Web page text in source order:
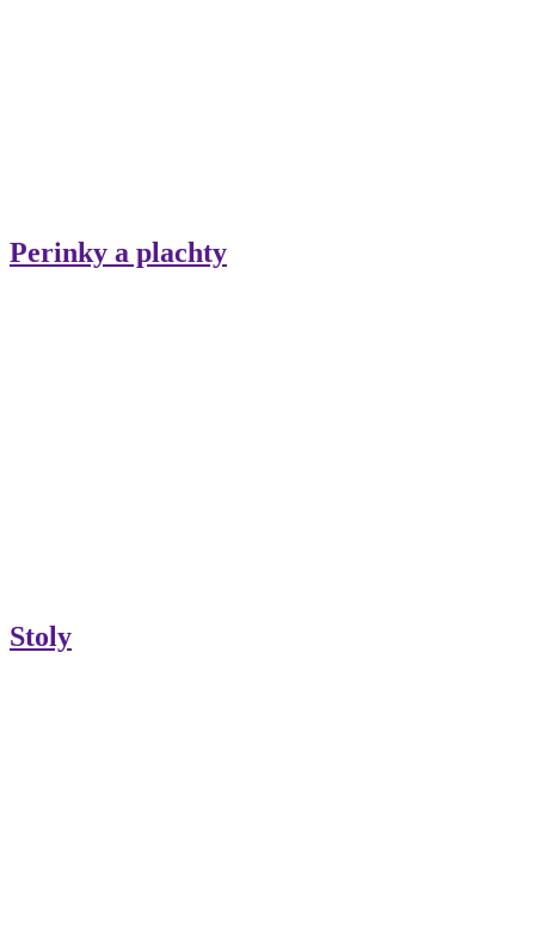
Perinky a plachty
Stoly